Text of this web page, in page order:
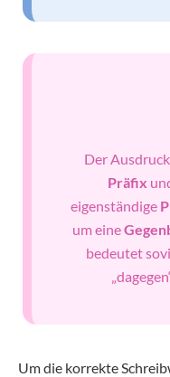
Der
Präfix
eigenständige
um eine
bedeutet
Um die korrekte